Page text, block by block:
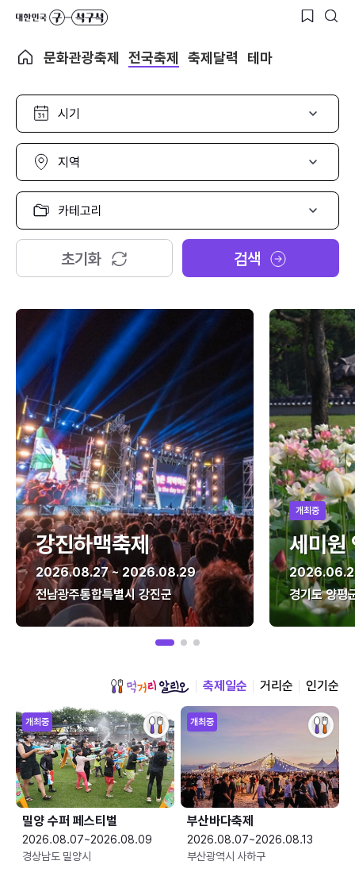
문화관광축제 전국축제 축제달력 테마
시
선
택
지
선
택
카
고
리
택
초기화 검색
강진하맥축제
2026.08.27 ~ 2026.08.29
전남광주통합특별시 강진군
개최중
세미원
경기도 양평
축제일순 거리순 인기순
개최중
밀양 수퍼 페스티벌
2026.08.07~2026.08.09
경상남도 밀양시
개최중
부산바다축제
2026.08.07~2026.08.13
부산광역시 사하구